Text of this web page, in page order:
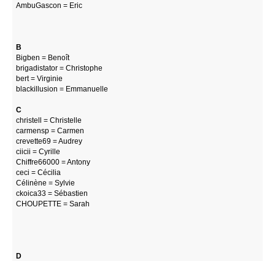
AmbuGascon = Eric
B
Bigben = Benoît
brigadistator = Christophe
bert = Virginie
blackillusion = Emmanuelle
C
christell = Christelle
carmensp = Carmen
crevette69 = Audrey
ciicii = Cyrille
Chiffre66000 = Antony
ceci = Cécilia
Célinène = Sylvie
ckoica33 = Sébastien
CHOUPETTE = Sarah
D